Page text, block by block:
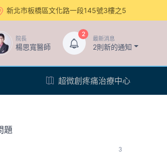
新北市板橋區文化路一段145號3樓之5
院長
楊思寬醫師
2
最新消息
2則新的通知
超微創疼痛治療中心
題
3